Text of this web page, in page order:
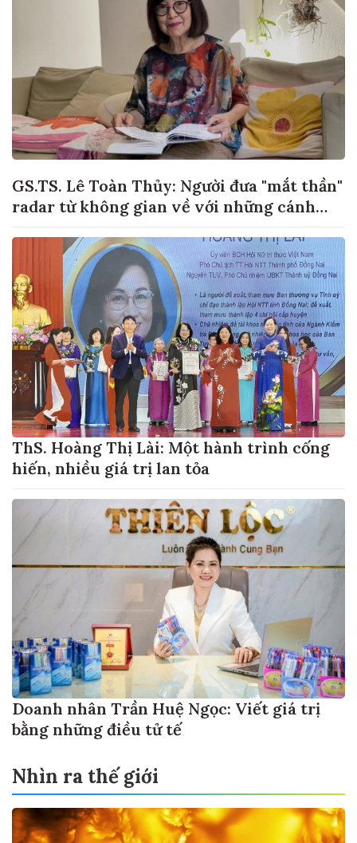
GS.TS. Lê Toàn Thủy: Người đưa "mắt thần"
radar từ không gian về với những cánh
ThS. Hoàng Thị Lài: Một hành trình cống
hiến, nhiều giá trị lan tỏa
Doanh nhân Trần Huệ Ngọc: Viết giá trị
bằng những điều tử tế
Nhìn ra thế giới